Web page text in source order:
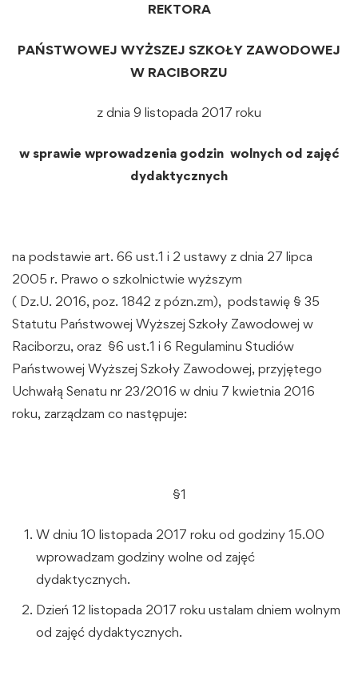
REKTORA
PAŃSTWOWEJ WYŻSZEJ SZKOŁY ZAWODOWEJ
W RACIBORZU
z dnia 9 listopada 2017 roku
w sprawie wprowadzenia godzin wolnych od zajęć
dydaktycznych
na podstawie art. 66 ust.1 i 2 ustawy z dnia 27 lipca
2005 r. Prawo o szkolnictwie wyższym
( Dz.U. 2016, poz. 1842 z pózn.zm), podstawię § 35
Statutu Państwowej Wyższej Szkoły Zawodowej w
Raciborzu, oraz §6 ust.1 i 6 Regulaminu Studiów
Państwowej Wyższej Szkoły Zawodowej, przyjętego
Uchwałą Senatu nr 23/2016 w dniu 7 kwietnia 2016
roku, zarządzam co następuje:
§1
W dniu 10 listopada 2017 roku od godziny 15.00
wprowadzam godziny wolne od zajęć
dydaktycznych.
Dzień 12 listopada 2017 roku ustalam dniem wolnym
od zajęć dydaktycznych.